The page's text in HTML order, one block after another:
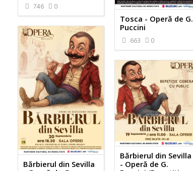
746 0
Tosca - Operă de G.
Puccini
663 0
Bărbierul din Sevilla
Bărbierul din Sevilla
- Operă de G.